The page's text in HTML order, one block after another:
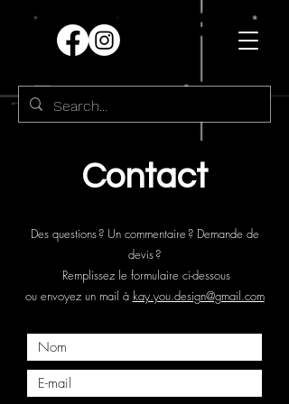
Contact
Des questions ? Un commentaire ? Demande de
devis ?
Remplissez le formulaire ci-dessous
ou envoyez un mail à kay.you.design@gmail.com